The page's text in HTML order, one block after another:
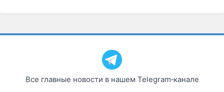
Все главные новости в нашем Telegram‑канале